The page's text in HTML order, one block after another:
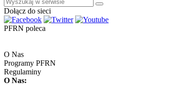
Dołącz do sieci
PFRN poleca
O Nas
Programy PFRN
Regulaminy
O Nas: